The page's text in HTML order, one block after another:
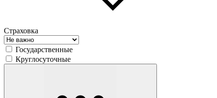
Страховка
Государственные
Круглосуточные